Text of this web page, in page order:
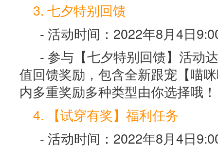
3. 七夕特别回馈
- 活动时间：2022年8月4日
- 参与【七夕特别回馈】活动
值回馈奖励，包含全新跟宠【喵
内多重奖励多种类型由你选择哦！
4. 【试穿有奖】福利任务
- 活动时间：2022年8月4日